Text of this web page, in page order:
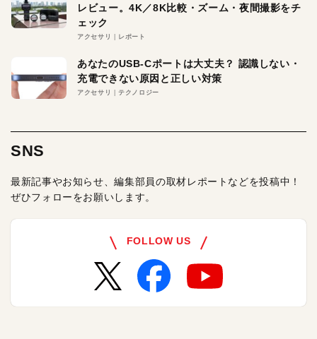
レビュー。4K／8K比較・ズーム・夜間撮影をチ
ェック
アクセサリ レポート
あなたのUSB-Cポートは大丈夫？ 認識しない・
充電できない原因と正しい対策
アクセサリ テクノロジー
SNS
最新記事やお知らせ、編集部員の取材レポートなどを投稿中！
ぜひフォローをお願いします。
FOLLOW US